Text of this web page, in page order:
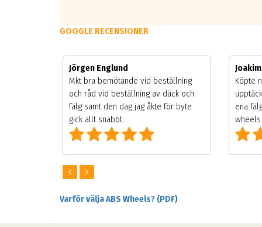
GOOGLE RECENSIONER
Jörgen Englund
Mkt bra bemötande vid beställning
och råd vid beställning av däck och
fälg samt den dag jag åkte för byte
gick allt snabbt.
Köpte
ena
Varför välja ABS Wheels? (PDF)